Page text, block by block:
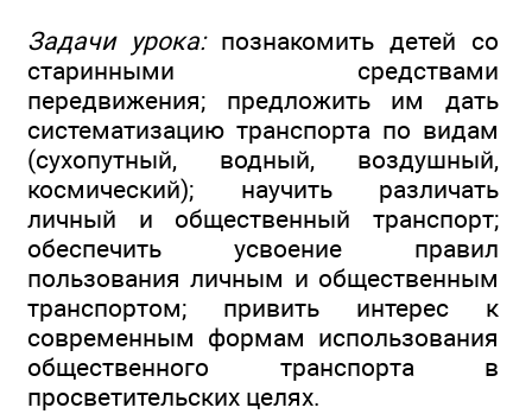
Задачи урока:познакомить детей со
старинными средствами
передвижения; предложить им дать
систематизацию транспорта по видам
(сухопутный, водный, воздушный,
космический); научить различать
личный и общественный транспорт;
обеспечить усвоение правил
пользования личным и общественным
транспортом; привить интерес к
современным формам использования
общественного транспорта в
просветительских целях.